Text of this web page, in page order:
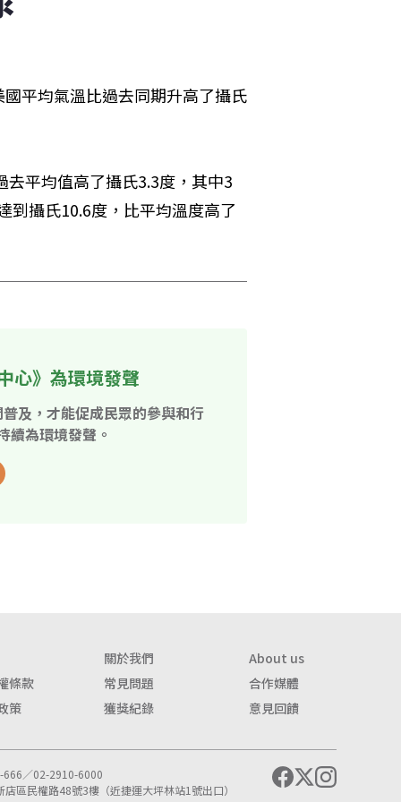
平均氣溫比過去同期升高了攝氏
平均值高了攝氏3.3度，其中3
到攝氏10.6度，比平均溫度高了
心》為環境發聲
及，才能促成民眾的參與和行
續為環境發聲。
關於我們
About us
條款
常見問題
合作媒體
策
獲獎紀錄 意見回饋
／02-2910-6000
區民權路48號3樓（近捷運大坪林站1號出口）